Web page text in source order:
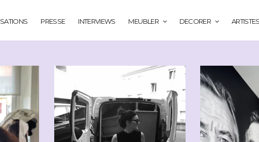
PRESSE INTERVIEWS MEUBLER DECORER ARTISTES